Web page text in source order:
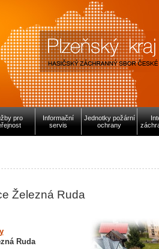
pro
Informační
servis
Jednotky požární
ochrany
Železná Ruda
Ruda